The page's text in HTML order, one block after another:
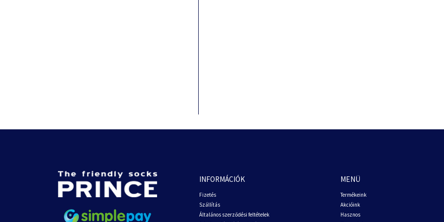
INFORMÁCIÓK
Fizetés
Szállítás
Általános szerződési feltételek
MENÜ
Termékeink
Akcióink
Hasznos